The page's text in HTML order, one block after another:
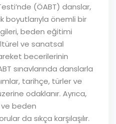
(ÖABT) danslar,
boyutlarıyla önemli bir
beden eğitimi
ve sanatsal
becerilerinin
sınavlarında danslarla
tarihçe, türler ve
odaklanır. Ayrıca,
ve beden
da sıkça karşılaşılır.